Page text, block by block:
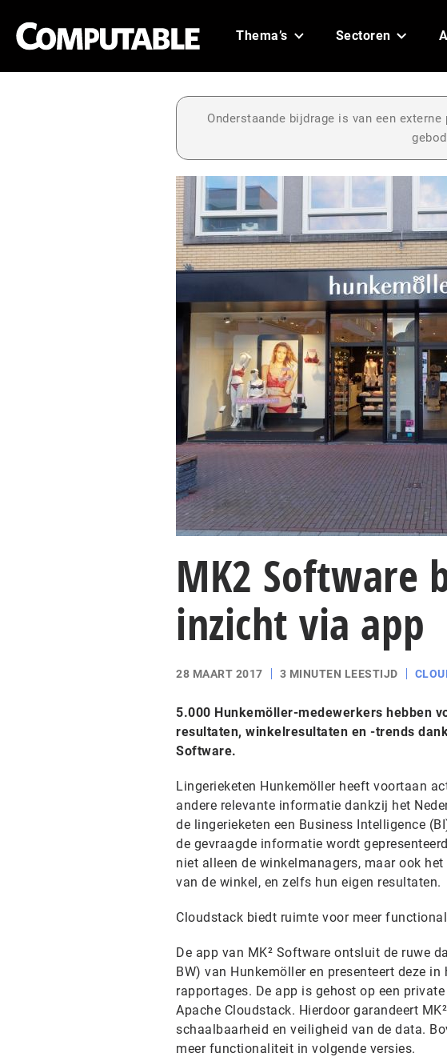
Thema’s Sectoren
Onderstaande bijdrage is van een
MK2 Software
inzicht via app
28 MAART 2017 3 MINUTEN LEESTIJD
5.000 Hunkemöller-medewerkers hebben
resultaten, winkelresultaten en -trends
Software.
Lingerieketen Hunkemöller heeft voortaan
andere relevante informatie dankzij het
de lingerieketen een Business Intelligence
de gevraagde informatie wordt
niet alleen de winkelmanagers, maar ook
van de winkel, en zelfs hun eigen resultaten.
Cloudstack biedt ruimte voor meer
De app van MK² Software ontsluit de ruwe
BW) van Hunkemöller en presenteert deze
rapportages. De app is gehost op een
Apache Cloudstack. Hierdoor garandeert
schaalbaarheid en veiligheid van de data.
meer functionaliteit in volgende versies.